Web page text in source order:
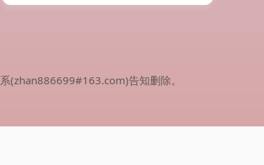
(zhan886699#163.com)告知删除。